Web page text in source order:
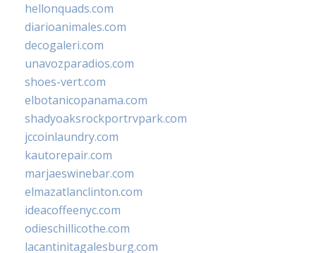
hellonquads.com
diarioanimales.com
decogaleri.com
unavozparadios.com
shoes-vert.com
elbotanicopanama.com
shadyoaksrockportrvpark.com
jccoinlaundry.com
kautorepair.com
marjaeswinebar.com
elmazatlanclinton.com
ideacoffeenyc.com
odieschillicothe.com
lacantinitagalesburg.com